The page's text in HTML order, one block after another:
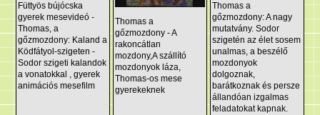
Füttyös bújócska
gyerek mesevideó -
Thomas, a
gőzmozdony: Kaland a
Ködfátyol-szigeten -
Sodor szigeti kalandok
a vonatokkal , gyerek
animációs mesefilm
Thomas a
gőzmozdony - A
rakoncátlan
mozdony,A szállító
mozdonyok láza,
Thomas-os mese
gyerekeknek
Thomas a
gőzmozdony: A nagy
mutatvány. Sodor
szigetén az élet sosem
unalmas, a beszélő
mozdonyok
dolgoznak,
barátkoznak és persze
állandóan izgalmas
feladatokat kapnak.